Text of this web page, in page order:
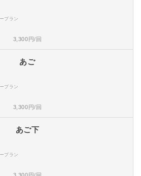
プラン
3,300円/回
あご
プラン
3,300円/回
あご下
プラン